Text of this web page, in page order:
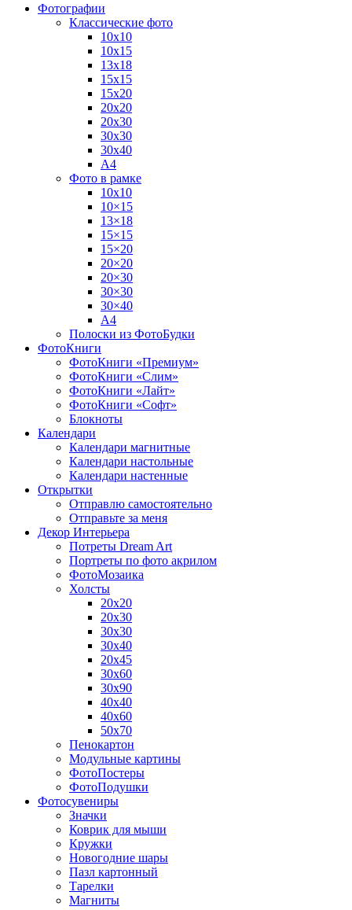
Фотографии
Классические фото
10х10
10х15
13х18
15х15
15х20
20х20
20х30
30х30
30х40
А4
Фото в рамке
10х10
10×15
13×18
15×15
15×20
20×20
20×30
30×30
30×40
A4
Полоски из ФотоБудки
ФотоКниги
ФотоКниги «Премиум»
ФотоКниги «Слим»
ФотоКниги «Лайт»
ФотоКниги «Софт»
Блокноты
Календари
Календари магнитные
Календари настольные
Календари настенные
Открытки
Отправлю самостоятельно
Отправьте за меня
Декор Интерьера
Потреты Dream Art
Портреты по фото акрилом
ФотоМозаика
Холсты
20х20
20х30
30х30
30х40
20х45
30х60
30х90
40х40
40х60
50х70
Пенокартон
Модульные картины
ФотоПостеры
ФотоПодушки
Фотоcувениры
Значки
Коврик для мыши
Кружки
Новогодние шары
Пазл картонный
Тарелки
Магниты